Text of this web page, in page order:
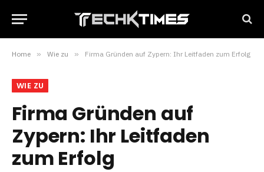
Home » Wie zu » Firma Gründen auf Zypern: Ihr Leitfaden zum Erfolg
WIE ZU
Firma Gründen auf
Zypern: Ihr Leitfaden
zum Erfolg